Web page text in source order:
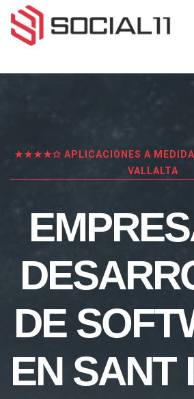
★★★★✩ APLICACIONES A MEDIDA
VALLALTA
DE
EN SANT